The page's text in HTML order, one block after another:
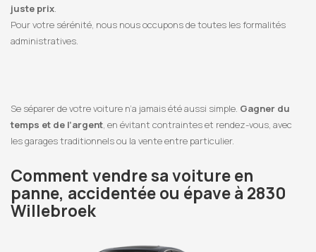
juste prix.
Pour votre sérénité, nous nous occupons de toutes les formalités
administratives.
Se séparer de votre voiture n’a jamais été aussi simple. Gagner du
temps et de l’argent, en évitant contraintes et rendez-vous, avec
les garages traditionnels ou la vente entre particulier.
Comment vendre sa voiture en
panne, accidentée ou épave à 2830
Willebroek